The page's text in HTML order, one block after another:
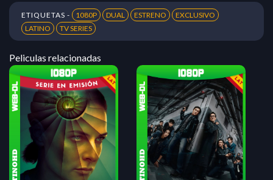
ETIQUETAS - 1080P DUAL ESTRENO
EXCLUSIVO
LATINO
TV SERIES
Peliculas relacionadas